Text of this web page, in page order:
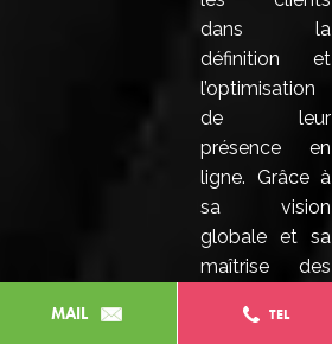
MAIL TEL
dans la
définition et
l’optimisation
de leur
présence en
ligne. Grâce à
sa vision
globale et sa
maîtrise des
digitaux, il